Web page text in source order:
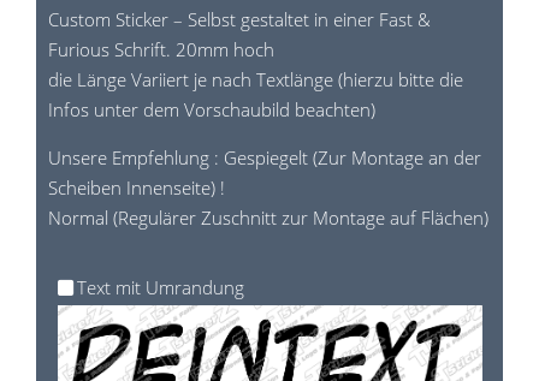
Custom Sticker – Selbst gestaltet in einer Fast &
Furious Schrift. 20mm hoch
die Länge Variiert je nach Textlänge (hierzu bitte die
Infos unter dem Vorschaubild beachten)
Unsere Empfehlung : Gespiegelt (Zur Montage an der
Scheiben Innenseite) !
Normal (Regulärer Zuschnitt zur Montage auf Flächen)
Text mit Umrandung